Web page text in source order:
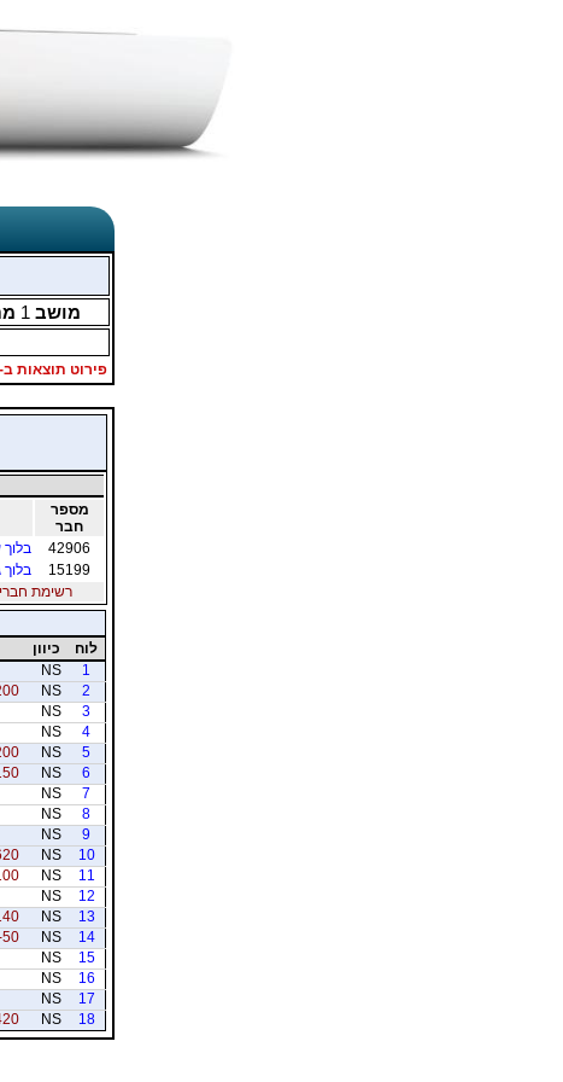
מושב 1
פירוט תוצאות ב-
מספר
חבר
42906
בלוך
15199
רשימת חברי
לוח כיוון
1
NS
2
NS
3
NS
4
NS
5
NS
6
NS
7
NS
8
NS
9
NS
10
NS
11
NS
12
NS
13
NS
14
NS
50
15
NS
16
NS
17
NS
18
NS